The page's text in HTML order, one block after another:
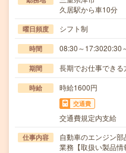
久居駅から車10分
曜日頻度 シフト制
時間 08:30～17:3020:30
期間 長期でお仕事できる
時給 時給1600円
交通費
交通費規定内支給
仕事内容
自動車のエンジン
業務【取扱い製品